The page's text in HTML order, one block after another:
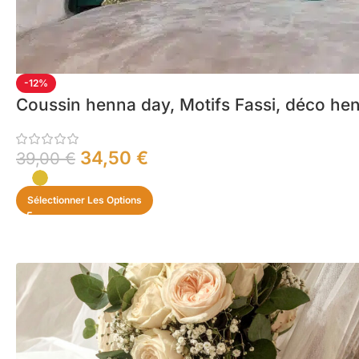
-12%
Coussin henna day, Motifs Fassi, déco
39,00€ 34,50 €
Sélectionner Les Options